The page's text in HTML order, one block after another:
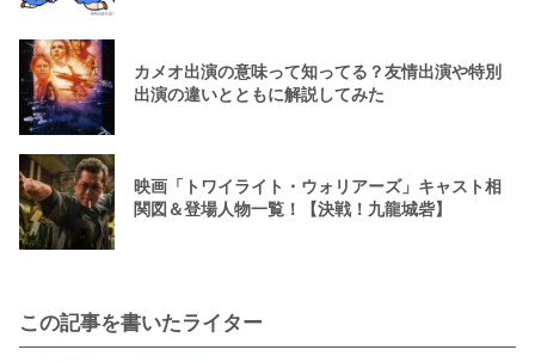
カメオ出演の意味って知ってる？友情出演や特別
出演の違いとともに解説してみた
映画「トワイライト・ウォリアーズ」キャスト相
関図＆登場人物一覧！【決戦！九龍城砦】
この記事を書いたライター